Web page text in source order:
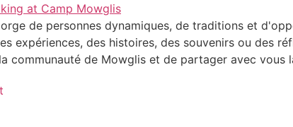
de personnes dynamiques, de traditions et
expériences, des histoires, des souvenirs ou des
communauté de Mowglis et de partager avec vous